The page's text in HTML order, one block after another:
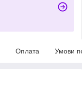
Оплата Умови